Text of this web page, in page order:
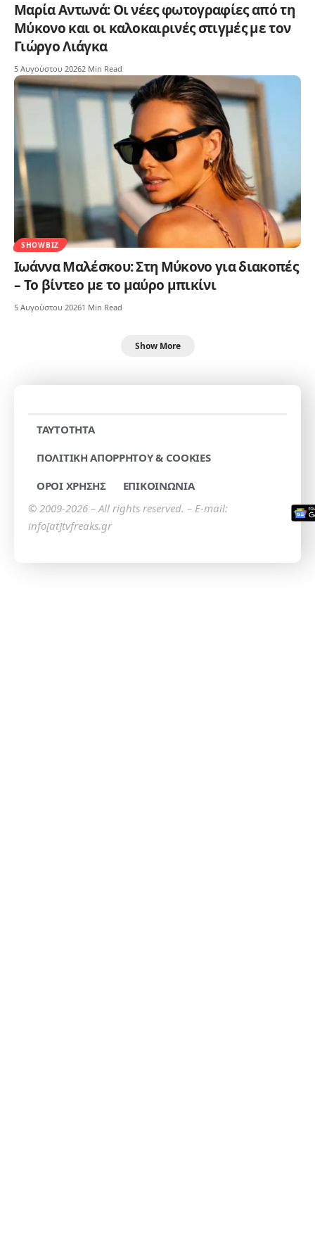
Μαρία Αντωνά: Οι νέες φωτογραφίες από τη
Μύκονο και οι καλοκαιρινές στιγμές με τον
Γιώργο Λιάγκα
5 Αυγούστου 20262 Min Read
SHOWBIZ
Ιωάννα Μαλέσκου: Στη Μύκονο για διακοπές
– Το βίντεο με το μαύρο μπικίνι
5 Αυγούστου 20261 Min Read
Show More
TAYTOTHTA
ΠΟΛΙΤΙΚΗ ΑΠΟΡΡΗΤΟΥ & COOKIES
ΟΡΟΙ ΧΡΗΣΗΣ
ΕΠΙΚΟΙΝΩΝΙΑ
© 2009-2026 – All rights reserved. – E-mail:
info[at]tvfreaks.gr